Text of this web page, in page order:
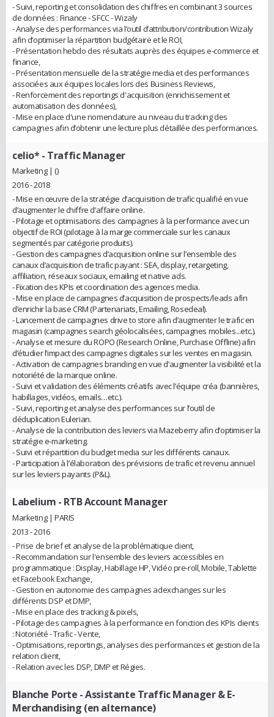
- Suivi, reporting et consolidation des chiffres en combinant 3 sources
de données : Finance - SFCC - Wizaly
- Analyse des performances via l’outil d’attribution/contribution Wizaly
afin d’optimiser la répartition budgétaire et le ROI,
- Présentation hebdo des résultats auprès des équipes e-commerce et
finance,
- Présentation mensuelle de la stratégie media et des performances
associées aux équipes locales lors des Business Reviews,
- Renforcement des reportings d'acquisition (enrichissement et
automatisation des données),
- Mise en place d'une nomenclature au niveau du tracking des
campagnes afin d’obtenir une lecture plus détaillée des performances.
celio*- Traffic Manager
Marketing | ()
2016 - 2018
- Mise en œuvre de la stratégie d’acquisition de trafic qualifié en vue
d’augmenter le chiffre d’affaire online.
- Pilotage et optimisations des campagnes à la performance avec un
objectif de ROI (pilotage à la marge commerciale sur les canaux
segmentés par catégorie produits).
- Gestion des campagnes d’acquisition online sur l’ensemble des
canaux d’acquisition de trafic payant : SEA, display, retargeting,
affiliation, réseaux sociaux, emailing et native ads.
- Fixation des KPIs et coordination des agences media.
- Mise en place de campagnes d’acquisition de prospects/leads afin
d’enrichir la base CRM (Partenariats, Emailing, Rosedeal).
- Lancement de campagnes drive to store afin d’augmenter le trafic en
magasin (campagnes search géolocalisées, campagnes mobiles...etc.).
- Analyse et mesure du ROPO (Research Online, Purchase Offline) afin
d’étudier l’impact des campagnes digitales sur les ventes en magasin.
- Activation de campagnes branding en vue d’augmenter la visibilité et la
notoriété de la marque online.
- Suivi et validation des éléments créatifs avec l’équipe créa (bannières,
habillages, vidéos, emails…etc.).
- Suivi, reporting et analyse des performances sur l’outil de
déduplication Eulerian.
- Analyse de la contribution des leviers via Mazeberry afin d’optimiser la
stratégie e-marketing.
- Suivi et répartition du budget media sur les différents canaux.
- Participation à l’élaboration des prévisions de trafic et revenu annuel
sur les leviers payants (P&L).
Labelium - RTB Account Manager
Marketing | PARIS
2013 - 2016
- Prise de brief et analyse de la problématique client,
- Recommandation sur l'ensemble des leviers accessibles en
programmatique : Display, Habillage HP, Vidéo pre-roll, Mobile, Tablette
et Facebook Exchange,
- Gestion en autonomie des campagnes adexchanges sur les
différents DSP et DMP,
- Mise en place des tracking & pixels,
- Pilotage des campagnes à la performance en fonction des KPIs clients
: Notoriété - Trafic - Vente,
- Optimisations, reportings, analyses des performances et gestion de la
relation client,
- Relation avec les DSP, DMP et Régies.
Blanche Porte - Assistante Traffic Manager & E-
Merchandising (en alternance)